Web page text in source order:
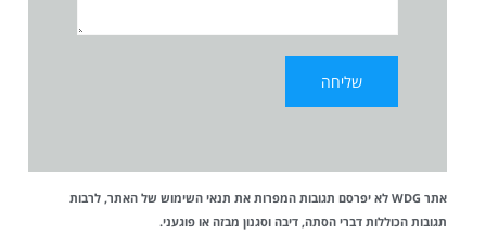
אתר WDG לא יפרסם תגובות המפרות את תנאי השימוש של האתר, לרבות
תגובות הכוללות דברי הסתה, דיבה וסגנון מבזה או פוגעני.